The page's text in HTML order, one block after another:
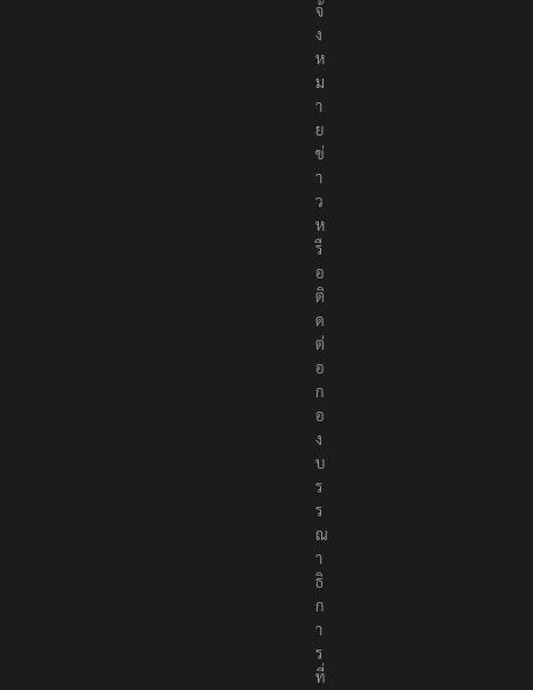
ป
ร
ะ
ช
า
สั
ม
พั
น
ธ์
แ
จ้
ง
ห
ม
า
ย
ข่
า
ว
ห
รื
อ
ติ
ด
ต่
อ
ก
อ